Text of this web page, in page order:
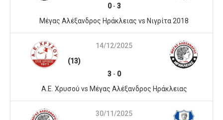
0- 3
Μέγας Αλέξανδρος Ηράκλειας vs Νιγρίτα 2018
14/12/2025
(13)
3- 0
A.E. Χρυσού vs Μέγας Αλέξανδρος Ηράκλειας
30/11/2025